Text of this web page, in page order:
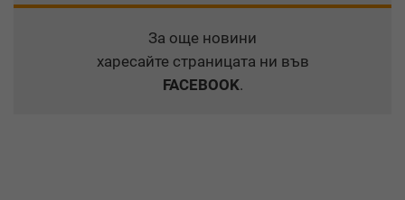
За още новини
харесайте страницата ни във
FACEBOOK.